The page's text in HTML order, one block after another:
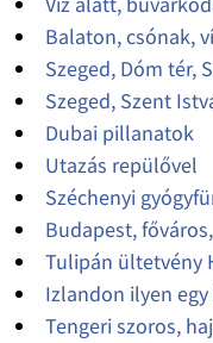
Balaton, csónak,
Szeged, Dóm tér,
Szeged, Szent
Dubai pillanatok
Utazás repülővel
Széchenyi
Budapest,
Tulipán ültetvény
Izlandon ilyen
Tengeri szoros,